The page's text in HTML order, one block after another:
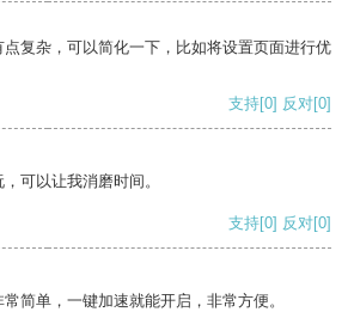
复杂，可以简化一下，比如将设置页面进行优
支持[0] 反对[0]
可以让我消磨时间。
支持[0] 反对[0]
简单，一键加速就能开启，非常方便。